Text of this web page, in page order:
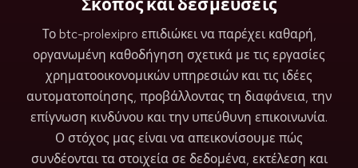
Σκοπός και δεσμεύσεις
Το btc-prolexipro επιδιώκει να παρέχει καθαρή,
οργανωμένη καθοδήγηση σχετικά με τις εργασίες
χρηματοοικονομικών υπηρεσιών και τις ιδέες
αυτοματοποίησης, προβάλλοντας τη διαφάνεια, την
επίγνωση κινδύνου και την υπεύθυνη επικοινωνία.
Ο στόχος μας είναι να απεικονίσουμε πώς
συνδέονται τα στοιχεία σε δεδομένα, εκτέλεση και